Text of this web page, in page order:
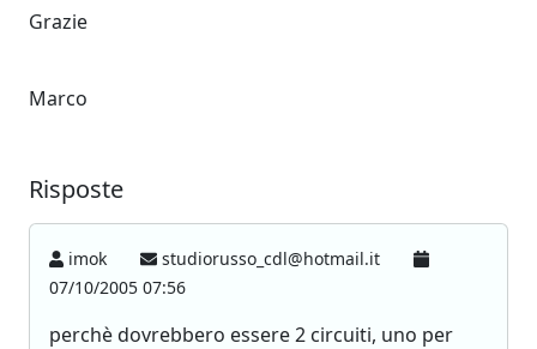
Grazie
Marco
Risposte
imok
studiorusso_cdl@hotmail.it
07/10/2005 07:56
perchè dovrebbero essere 2 circuiti, uno per